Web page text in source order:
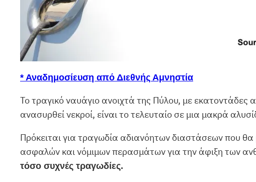
* Αναδημοσίευση από Διεθνής Αμνηστία
Το τραγικό ναυάγιο ανοιχτά της Πύλου, με
ανασυρθεί νεκροί, είναι το τελευταίο σε μια μακρά
Πρόκειται για τραγωδία αδιανόητων διαστάσεων που
ασφαλών και νόμιμων περασμάτων για την άφιξη των
τόσο συχνές τραγωδίες.